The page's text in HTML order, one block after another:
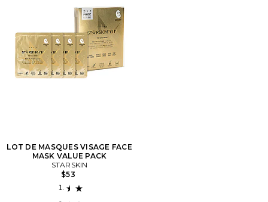
LOT DE MASQUES VISAGE FACE
MASK VALUE PACK
STARSKIN
$53